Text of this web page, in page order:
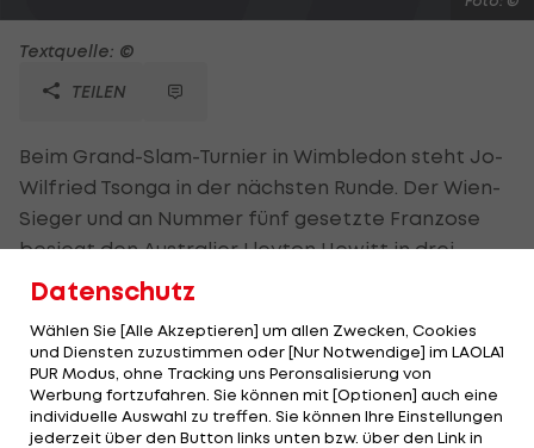
Textquelle: ©
TEILEN
Beim Grand-Slam-Turnier in Wimbledon steht Jo-
Wilfried Tsonga in der nächsten Runde. Der Wien-
Sieger und an Nummer fünf gesetzte Franzose
besiegt den Australier Lleyton Hewitt in drei
Sätzen mit 6:3,6:4,6:4. Nicolas Almagro (ESP/12) liegt
doch noch mit 6:7(4),3:6,7:6(4),6:2,6:4 besiegt. Sein
Landsmann Feliciano Lopez (ESP/14) ist raus, der
ungesetzte Finne Jarkko Nieminen gewinnt
7:6(4),3:6,7:6(5),6:4.
Datenschutz
Wählen Sie [Alle Akzeptieren] um allen Zwecken, Cookies
und Diensten zuzustimmen oder [Nur Notwendige] im LAOLA1
PUR Modus, ohne Tracking uns Peronsalisierung von
Werbung fortzufahren. Sie können mit [Optionen] auch eine
individuelle Auswahl zu treffen. Sie können Ihre Einstellungen
jederzeit über den Button links unten bzw. über den Link in